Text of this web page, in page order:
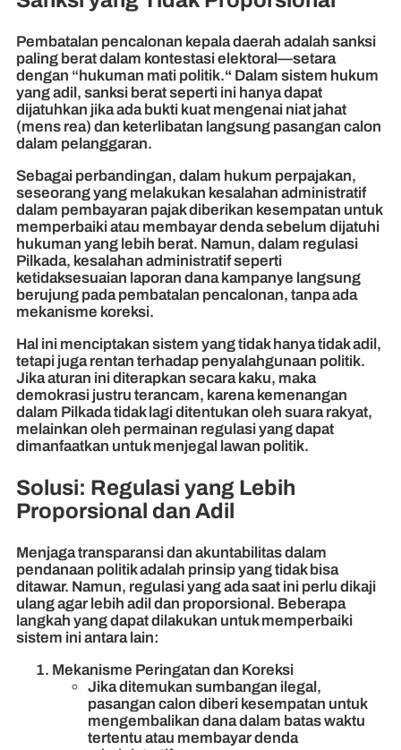
Pembatalan pencalonan kepala daerah adalah sanksi
paling berat dalam kontestasi elektoral—setara
dengan “hukuman mati politik.“ Dalam sistem hukum
yang adil, sanksi berat seperti ini hanya dapat
dijatuhkan jika ada bukti kuat mengenai niat jahat
(mens rea) dan keterlibatan langsung pasangan calon
dalam pelanggaran.
Sebagai perbandingan, dalam hukum perpajakan,
seseorang yang melakukan kesalahan administratif
dalam pembayaran pajak diberikan kesempatan untuk
memperbaiki atau membayar denda sebelum dijatuhi
hukuman yang lebih berat. Namun, dalam regulasi
Pilkada, kesalahan administratif seperti
ketidaksesuaian laporan dana kampanye langsung
berujung pada pembatalan pencalonan, tanpa ada
mekanisme koreksi.
Hal ini menciptakan sistem yang tidak hanya tidak adil,
tetapi juga rentan terhadap penyalahgunaan politik.
Jika aturan ini diterapkan secara kaku, maka
demokrasi justru terancam, karena kemenangan
dalam Pilkada tidak lagi ditentukan oleh suara rakyat,
melainkan oleh permainan regulasi yang dapat
dimanfaatkan untuk menjegal lawan politik.
Solusi: Regulasi yang Lebih
Proporsional dan Adil
Menjaga transparansi dan akuntabilitas dalam
pendanaan politik adalah prinsip yang tidak bisa
ditawar. Namun, regulasi yang ada saat ini perlu dikaji
ulang agar lebih adil dan proporsional. Beberapa
langkah yang dapat dilakukan untuk memperbaiki
sistem ini antara lain:
Mekanisme Peringatan dan Koreksi
Jika ditemukan sumbangan ilegal,
pasangan calon diberi kesempatan untuk
mengembalikan dana dalam batas waktu
tertentu atau membayar denda